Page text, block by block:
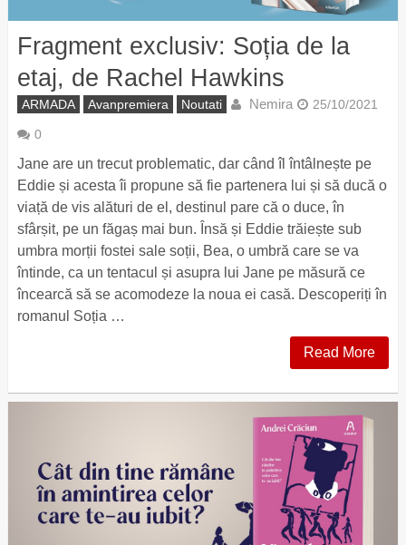
Fragment exclusiv: Soția de la
etaj, de Rachel Hawkins
ARMADA Avanpremiera Noutati Nemira 25/10/2021
0
Jane are un trecut problematic, dar când îl întâlnește pe
Eddie și acesta îi propune să fie partenera lui și să ducă o
viață de vis alături de el, destinul pare că o duce, în
sfârșit, pe un făgaș mai bun. Însă și Eddie trăiește sub
umbra morții fostei sale soții, Bea, o umbră care se va
întinde, ca un tentacul și asupra lui Jane pe măsură ce
încearcă să se acomodeze la noua ei casă. Descoperiți în
romanul Soția …
Read More